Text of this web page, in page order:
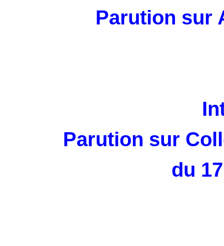
Parution sur
Parution sur
du